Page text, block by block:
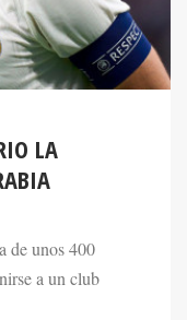
LA
de unos 400
a un club